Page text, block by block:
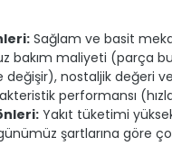
Sağlam ve basit
bakım maliyeti (parça
nostaljik değeri
performansı
Yakıt tüketimi
şartlarına göre